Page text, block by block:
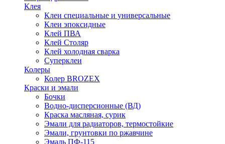
Клея
Клеи специальные и универсальные
Клеи эпоксидные
Клей ПВА
Клей Столяр
Клей холодная сварка
Суперклеи
Колеры
Колер BROZEX
Краски и эмали
Бочки
Водно-дисперсионные (ВД)
Краска масляная, сурик
Эмали для радиаторов, термостойкие
Эмали, грунтовки по ржавчине
Эмаль ПФ-115